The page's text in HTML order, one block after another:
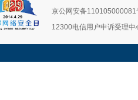
京公网安备110105000081
12300电信用户申诉受理中